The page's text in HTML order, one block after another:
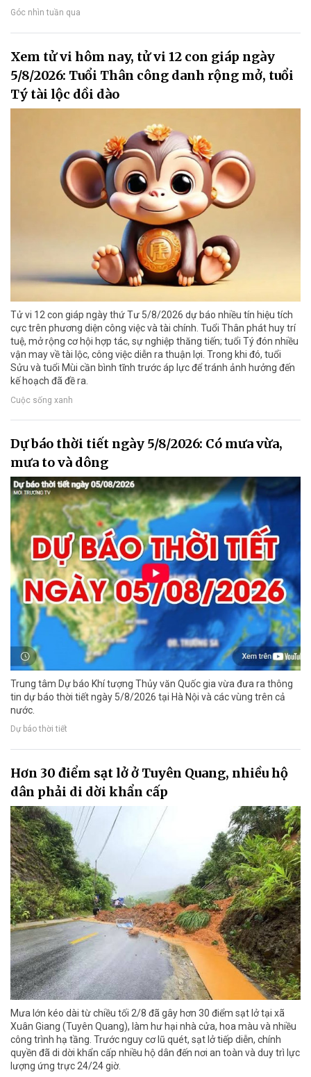
Góc nhìn tuần qua
Xem tử vi hôm nay, tử vi 12 con giáp ngày
5/8/2026: Tuổi Thân công danh rộng mở, tuổi
Tý tài lộc dồi dào
Tử vi 12 con giáp ngày thứ Tư 5/8/2026 dự báo nhiều tín hiệu tích
cực trên phương diện công việc và tài chính. Tuổi Thân phát huy trí
tuệ, mở rộng cơ hội hợp tác, sự nghiệp thăng tiến; tuổi Tý đón nhiều
vận may về tài lộc, công việc diễn ra thuận lợi. Trong khi đó, tuổi
Sửu và tuổi Mùi cần bình tĩnh trước áp lực để tránh ảnh hưởng đến
kế hoạch đã đề ra.
Cuộc sống xanh
Dự báo thời tiết ngày 5/8/2026: Có mưa vừa,
mưa to và dông
Trung tâm Dự báo Khí tượng Thủy văn Quốc gia vừa đưa ra thông
tin dự báo thời tiết ngày 5/8/2026 tại Hà Nội và các vùng trên cả
nước.
Dự báo thời tiết
Hơn 30 điểm sạt lở ở Tuyên Quang, nhiều hộ
dân phải di dời khẩn cấp
Mưa lớn kéo dài từ chiều tối 2/8 đã gây hơn 30 điểm sạt lở tại xã
Xuân Giang (Tuyên Quang), làm hư hại nhà cửa, hoa màu và nhiều
công trình hạ tầng. Trước nguy cơ lũ quét, sạt lở tiếp diễn, chính
quyền đã di dời khẩn cấp nhiều hộ dân đến nơi an toàn và duy trì lực
lượng ứng trực 24/24 giờ.